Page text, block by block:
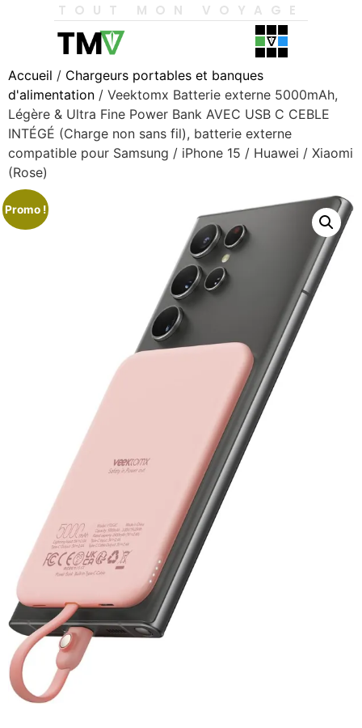
TOUT MON VOYAGE
Accueil / Chargeurs portables et banques
d'alimentation / Veektomx Batterie externe 5000mAh,
Légère & Ultra Fine Power Bank AVEC USB C CEBLE
INTÉGÉ (Charge non sans fil), batterie externe
compatible pour Samsung / iPhone 15 / Huawei / Xiaomi
(Rose)
Promo !